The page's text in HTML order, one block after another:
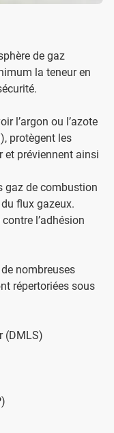
de gaz
la teneur en
l’argon ou l’azote
protègent les
et préviennent ainsi
gaz de combustion
flux gazeux.
l’adhésion
nombreuses
répertoriées sous
(DMLS)